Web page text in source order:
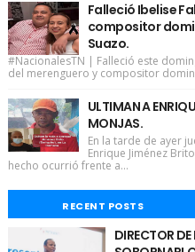
Falleció Ibelise
compositor
Suazo.
#NacionalesTN | Falleció este
del merenguero y compositor
ULTIMAN A
MONJAS.
En la tarde de ayer
Enrique Jiménez
hecho ocurrió frente a...
RECENT POSTS
DIRECTOR